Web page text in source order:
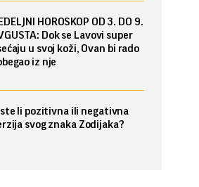
HOROSKOP OD 3. DO 9.
Dok se Lavovi super
u svoj koži, Ovan bi rado
iz nje
li pozitivna ili negativna
svog znaka Zodijaka?